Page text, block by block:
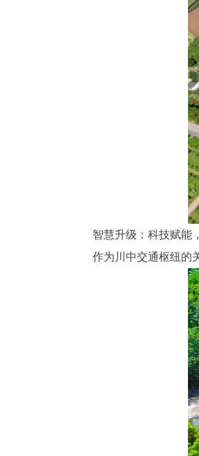
智慧升级：科技赋能
作为川中交通枢纽的